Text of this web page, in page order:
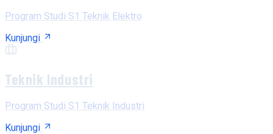
Program Studi S1 Teknik Elektro
Kunjungi
Teknik Industri
Program Studi S1 Teknik Industri
Kunjungi